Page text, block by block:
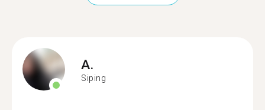
A.
Siping